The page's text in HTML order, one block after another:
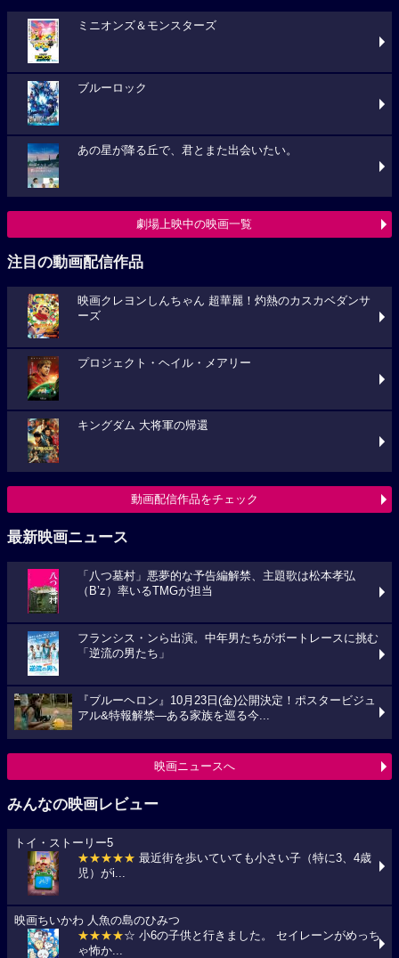
ミニオンズ＆モンスターズ
ブルーロック
あの星が降る丘で、君とまた出会いたい。
劇場上映中の映画一覧
注目の動画配信作品
映画クレヨンしんちゃん 超華麗！灼熱のカスカベダンサ
ーズ
プロジェクト・ヘイル・メアリー
キングダム 大将軍の帰還
動画配信作品をチェック
最新映画ニュース
「八つ墓村」悪夢的な予告編解禁、主題歌は松本孝弘
（B’z）率いるTMGが担当
フランシス・ンら出演。中年男たちがボートレースに挑む
「逆流の男たち」
『ブルーヘロン』10月23日(金)公開決定！ポスタービジュ
アル&特報解禁―ある家族を巡る今...
映画ニュースへ
みんなの映画レビュー
トイ・ストーリー5
★★★★★ 最近街を歩いていても小さい子（特に3、4歳
児）がi...
映画ちいかわ 人魚の島のひみつ
★★★★☆ 小6の子供と行きました。 セイレーンがめっち
ゃ怖か...